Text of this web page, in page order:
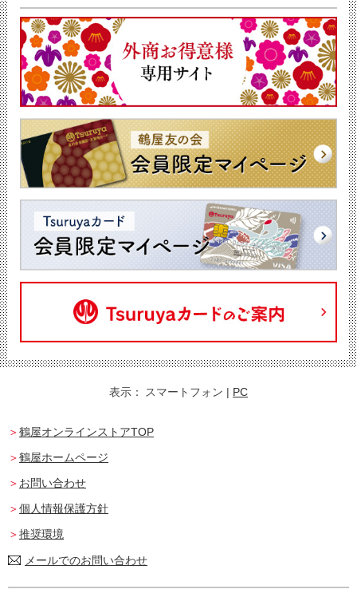
表示： スマートフォン | PC
鶴屋オンラインストアTOP
鶴屋ホームページ
お問い合わせ
個人情報保護方針
推奨環境
メールでのお問い合わせ